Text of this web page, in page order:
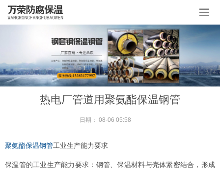
热电厂管道用聚氨酯保温钢管
日期： 08-06 05:58
聚氨酯保温钢管工业生产能力要求
保温管的工业生产能力要求：钢管、保温材料与壳体紧密结合，形成